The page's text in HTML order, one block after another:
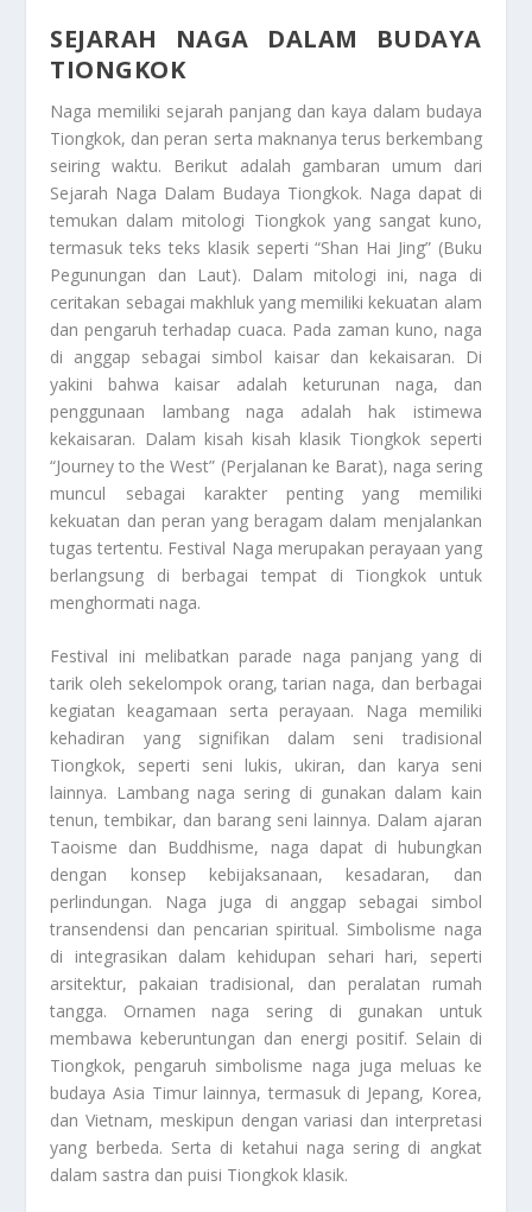
SEJARAH NAGA DALAM BUDAYA
TIONGKOK
Naga memiliki sejarah panjang dan kaya dalam budaya
Tiongkok, dan peran serta maknanya terus berkembang
seiring waktu. Berikut adalah gambaran umum dari
Sejarah Naga Dalam Budaya Tiongkok. Naga dapat di
temukan dalam mitologi Tiongkok yang sangat kuno,
termasuk teks teks klasik seperti “Shan Hai Jing” (Buku
Pegunungan dan Laut). Dalam mitologi ini, naga di
ceritakan sebagai makhluk yang memiliki kekuatan alam
dan pengaruh terhadap cuaca. Pada zaman kuno, naga
di anggap sebagai simbol kaisar dan kekaisaran. Di
yakini bahwa kaisar adalah keturunan naga, dan
penggunaan lambang naga adalah hak istimewa
kekaisaran. Dalam kisah kisah klasik Tiongkok seperti
“Journey to the West” (Perjalanan ke Barat), naga sering
muncul sebagai karakter penting yang memiliki
kekuatan dan peran yang beragam dalam menjalankan
tugas tertentu. Festival Naga merupakan perayaan yang
berlangsung di berbagai tempat di Tiongkok untuk
menghormati naga.
Festival ini melibatkan parade naga panjang yang di
tarik oleh sekelompok orang, tarian naga, dan berbagai
kegiatan keagamaan serta perayaan. Naga memiliki
kehadiran yang signifikan dalam seni tradisional
Tiongkok, seperti seni lukis, ukiran, dan karya seni
lainnya. Lambang naga sering di gunakan dalam kain
tenun, tembikar, dan barang seni lainnya. Dalam ajaran
Taoisme dan Buddhisme, naga dapat di hubungkan
dengan konsep kebijaksanaan, kesadaran, dan
perlindungan. Naga juga di anggap sebagai simbol
transendensi dan pencarian spiritual. Simbolisme naga
di integrasikan dalam kehidupan sehari hari, seperti
arsitektur, pakaian tradisional, dan peralatan rumah
tangga. Ornamen naga sering di gunakan untuk
membawa keberuntungan dan energi positif. Selain di
Tiongkok, pengaruh simbolisme naga juga meluas ke
budaya Asia Timur lainnya, termasuk di Jepang, Korea,
dan Vietnam, meskipun dengan variasi dan interpretasi
yang berbeda. Serta di ketahui naga sering di angkat
dalam sastra dan puisi Tiongkok klasik.